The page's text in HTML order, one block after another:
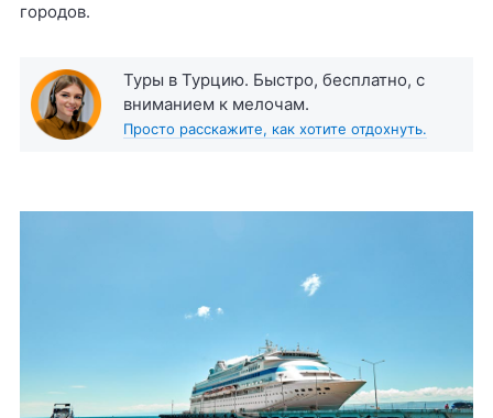
городов.
Туры в Турцию. Быстро, бесплатно, с
вниманием к мелочам.
Просто расскажите, как хотите отдохнуть.